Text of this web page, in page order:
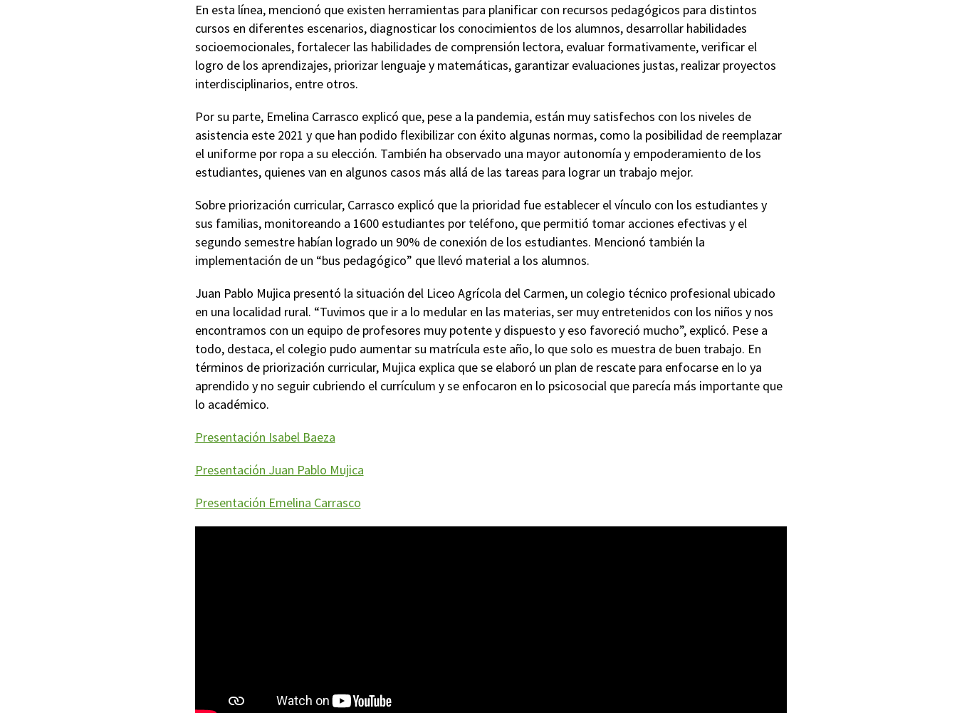
En esta línea, mencionó que existen herramientas para planificar con recursos pedagógicos para distintos
cursos en diferentes escenarios, diagnosticar los conocimientos de los alumnos, desarrollar habilidades
socioemocionales, fortalecer las habilidades de comprensión lectora, evaluar formativamente, verificar el
logro de los aprendizajes, priorizar lenguaje y matemáticas, garantizar evaluaciones justas, realizar proyectos
interdisciplinarios, entre otros.
Por su parte, Emelina Carrasco explicó que, pese a la pandemia, están muy satisfechos con los niveles de
asistencia este 2021 y que han podido flexibilizar con éxito algunas normas, como la posibilidad de reemplazar
el uniforme por ropa a su elección. También ha observado una mayor autonomía y empoderamiento de los
estudiantes, quienes van en algunos casos más allá de las tareas para lograr un trabajo mejor.
Sobre priorización curricular, Carrasco explicó que la prioridad fue establecer el vínculo con los estudiantes y
sus familias, monitoreando a 1600 estudiantes por teléfono, que permitió tomar acciones efectivas y el
segundo semestre habían logrado un 90% de conexión de los estudiantes. Mencionó también la
implementación de un “bus pedagógico” que llevó material a los alumnos.
Juan Pablo Mujica presentó la situación del Liceo Agrícola del Carmen, un colegio técnico profesional ubicado
en una localidad rural. “Tuvimos que ir a lo medular en las materias, ser muy entretenidos con los niños y nos
encontramos con un equipo de profesores muy potente y dispuesto y eso favoreció mucho”, explicó. Pese a
todo, destaca, el colegio pudo aumentar su matrícula este año, lo que solo es muestra de buen trabajo. En
términos de priorización curricular, Mujica explica que se elaboró un plan de rescate para enfocarse en lo ya
aprendido y no seguir cubriendo el currículum y se enfocaron en lo psicosocial que parecía más importante que
lo académico.
Presentación Isabel Baeza
Presentación Juan Pablo Mujica
Presentación Emelina Carrasco